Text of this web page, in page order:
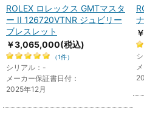
ROLEX ロレックス GMTマスタ
ー II 126720VTNR ジュビリー
ブレスレット
￥3,065,000(税込)
（1件）
シリアル：-
メーカー保証書日付：
2025年12月